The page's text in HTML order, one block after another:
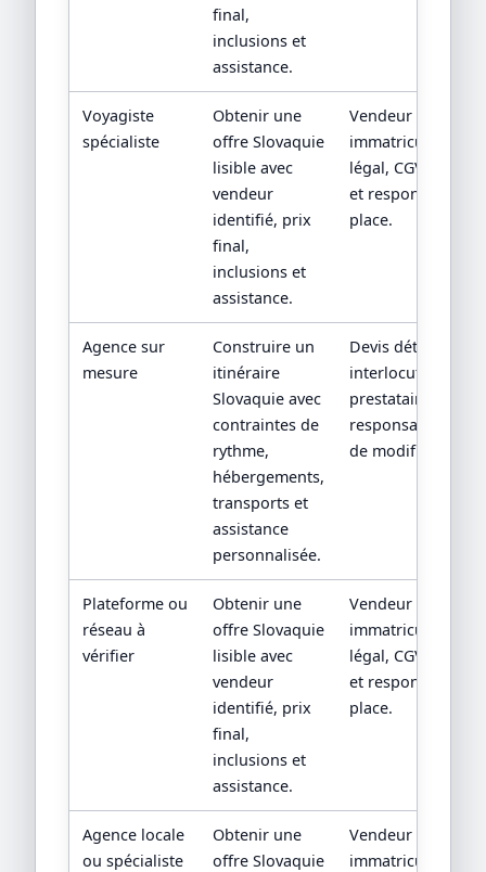
final,
inclusions et
assistance.
Voyagiste
spécialiste
Obtenir une
offre Slovaquie
lisible avec
vendeur
identifié, prix
final,
inclusions et
assistance.
Vendeur
immatriculation/
légal, CGV,
et responsabilité
place.
Agence sur
mesure
Construire un
itinéraire
Slovaquie avec
contraintes de
rythme,
hébergements,
transports et
assistance
personnalisée.
Devis détaillé,
interlocuteur,
prestataires
responsabilités
de modification.
Plateforme ou
réseau à
vérifier
Obtenir une
offre Slovaquie
lisible avec
vendeur
identifié, prix
final,
inclusions et
assistance.
Vendeur
immatriculation/
légal, CGV,
et responsabilité
place.
Agence locale
ou spécialiste
Obtenir une
offre Slovaquie
Vendeur
immatriculation/